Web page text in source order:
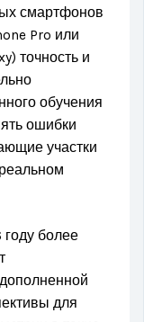
смартфонов
Pro или
точность и
обучения
ошибки
участки
году более
для